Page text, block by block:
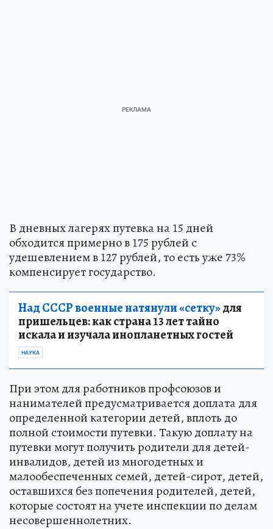
В дневных лагерях путевка на 15 дней
обходится примерно в 175 рублей с
удешевлением в 127 рублей, то есть уже 73%
компенсирует государство.
Над СССР военные натянули «сетку»для
пришельцев: как страна 13 лет тайно
искала и изучала инопланетных гостей
НАУКА
При этом для работников профсоюзов и
нанимателей предусматривается доплата для
определенной категории детей, вплоть до
полной стоимости путевки. Такую доплату на
путевки могут получить родители для детей-
инвалидов, детей из многодетных и
малообеспеченных семей, детей-сирот, детей,
оставшихся без попечения родителей, детей,
которые состоят на учете инспекции по делам
несовершеннолетних.